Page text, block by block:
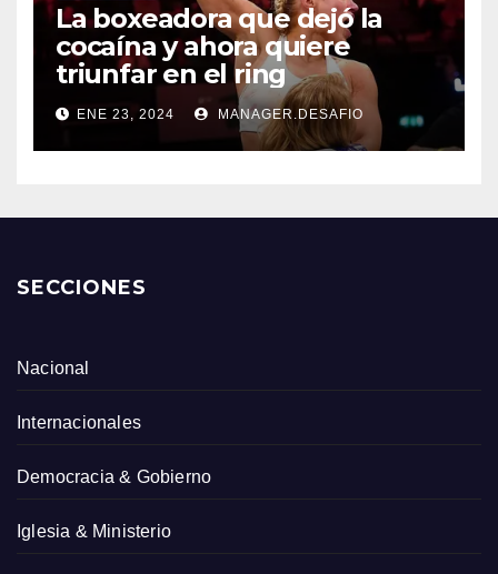
La boxeadora que dejó la
cocaína y ahora quiere
triunfar en el ring​
ENE 23, 2024 MANAGER.DESAFIO
SECCIONES
Nacional
Internacionales
Democracia & Gobierno
Iglesia & Ministerio